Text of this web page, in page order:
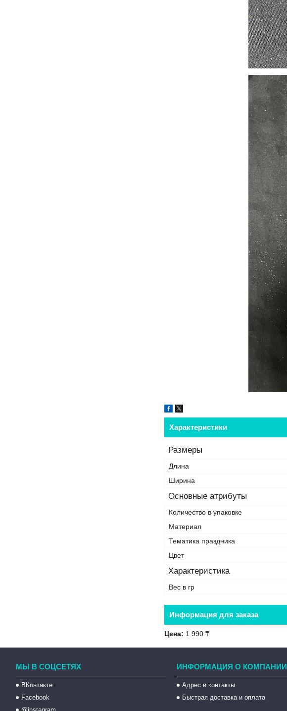
Характеристики
Размеры
Длина
Ширина
Основные атрибуты
Количество в упаковке
Материал
Тематика праздника
Цвет
Характеристика
Вес в гр
Информация для заказа
Цена: 1 990 ₸
МЫ В СОЦСЕТЯХ
ВКонтакте
Facebook
ИНФОРМАЦИЯ О КОМПАНИИ
Адрес и контакты
Быстрая доставка и оплата